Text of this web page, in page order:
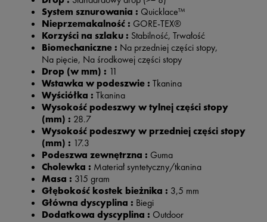
System sznurowania : Quicklace™
Nieprzemakalność : GORE-TEX®
Korzyści na szlaku : Stabilność, Trwałość
Biomechaniczne : Na przedniej części stopy,
Na pięcie, Na środkowej części stopy
Drop (w mm) : 11
Wstawka w podeszwie : Tkanina
Wyściółka : Tkanina
Wysokość podeszwy w tylnej części stopy
(mm) : 28.7
Wysokość podeszwy w przedniej części stopy
(mm) : 17.3
Podeszwa zewnętrzna : Guma
Cholewka : Materiał syntetyczny/tkanina
Masa : 315 gram
Głębokość kostek bieżnika : 3,5 mm
Główna dyscyplina : Biegi
Dodatkowa dyscyplina : Outdoor